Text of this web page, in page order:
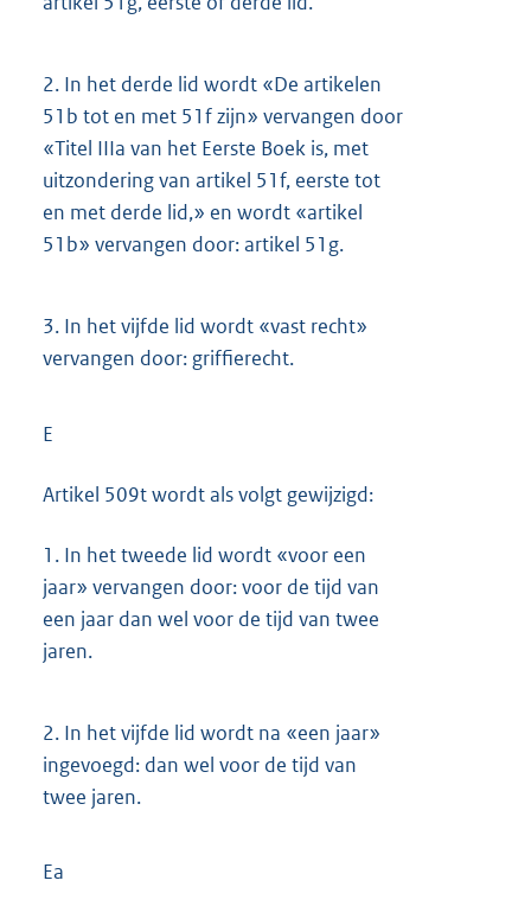
2. In het derde lid wordt «De artikelen
51b tot en met 51f zijn» vervangen door
«Titel IIIa van het Eerste Boek is, met
uitzondering van artikel 51f, eerste tot
en met derde lid,» en wordt «artikel
51b» vervangen door: artikel 51g.
3. In het vijfde lid wordt «vast recht»
vervangen door: griffierecht.
E
Artikel 509t wordt als volgt gewijzigd:
1. In het tweede lid wordt «voor een
jaar» vervangen door: voor de tijd van
een jaar dan wel voor de tijd van twee
jaren.
2. In het vijfde lid wordt na «een jaar»
ingevoegd: dan wel voor de tijd van
twee jaren.
Ea